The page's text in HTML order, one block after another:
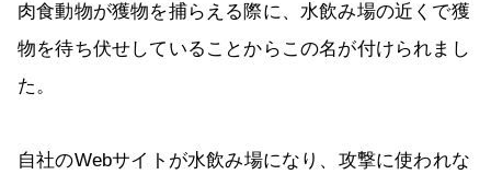
肉食動物が獲物を捕らえる際に、水飲み場の近くで獲
物を待ち伏せしていることからこの名が付けられまし
た。
自社のWebサイトが水飲み場になり、攻撃に使われな